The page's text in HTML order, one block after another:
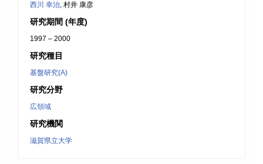
西川 幸治, 村井 康彦
研究期間 (年度)
1997 – 2000
研究種目
基盤研究(A)
研究分野
広領域
研究機関
滋賀県立大学